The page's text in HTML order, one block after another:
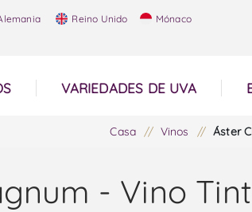
Reino Unido Mónaco
VARIEDADES DE UVA
Casa / Vinos / Áster
- Vino